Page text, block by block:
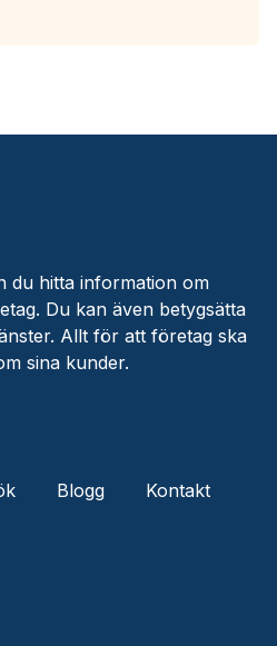
du hitta information om
Du kan även betygsätta
Allt för att företag ska
sina kunder.
Blogg
Kontakt